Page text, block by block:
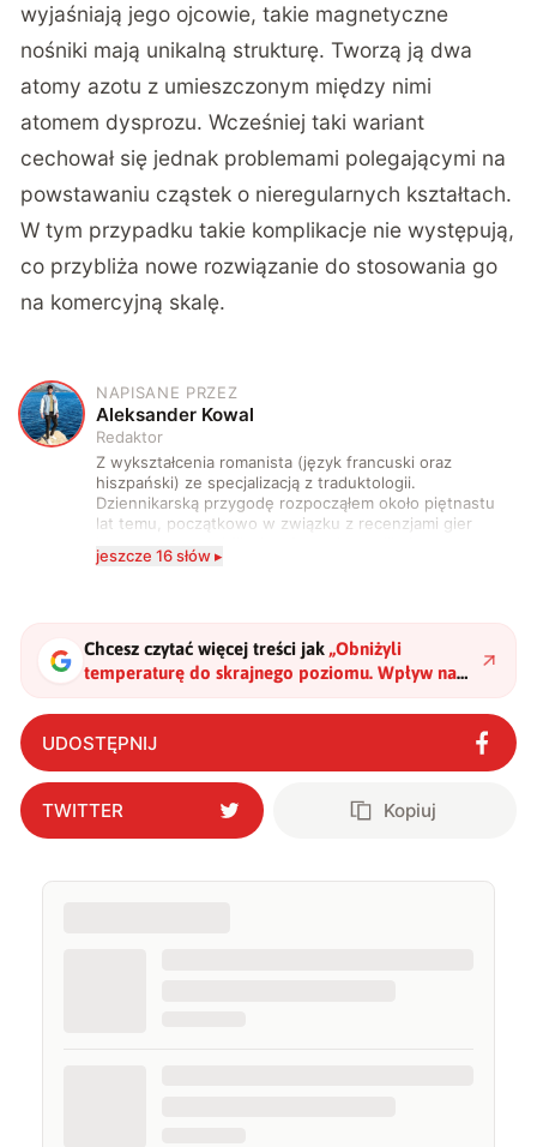
wyjaśniają jego ojcowie, takie magnetyczne
nośniki mają unikalną strukturę. Tworzą ją dwa
atomy azotu z umieszczonym między nimi
atomem dysprozu. Wcześniej taki wariant
cechował się jednak problemami polegającymi na
powstawaniu cząstek o nieregularnych kształtach.
W tym przypadku takie komplikacje nie występują,
co przybliża nowe rozwiązanie do stosowania go
na komercyjną skalę.
A
NAPISANE PRZEZ
Aleksander Kowal
Redaktor
Z wykształcenia romanista (język francuski oraz
hiszpański) ze specjalizacją z traduktologii.
Dziennikarską przygodę rozpocząłem około piętnastu
lat temu, początkowo w związku z recenzjami gier
komputerowych i filmów. Obecnie publikuję
zdecydowanie częściej na tematy związane z nauką
także uprawiać oraz oglądać sport.
jeszcze 16 słów ▸
Chcesz czytać więcej treści jak „Obniżyli
temperaturę do skrajnego poziomu. Wpływ na
przechowywanie danych był niesamowity"?
UDOSTĘPNIJ
TWITTER Kopiuj